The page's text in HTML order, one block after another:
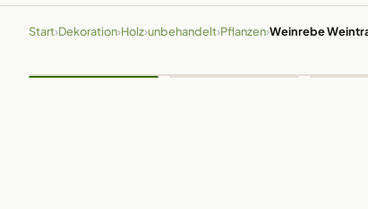
Start›Dekoration›Holz›unbehandelt›Pflanzen›Weinrebe